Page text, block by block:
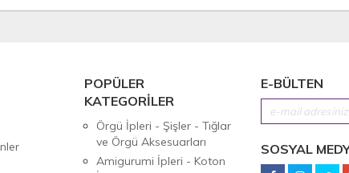
POPÜLER
KATEGORİLER
Örgü İpleri - Şişler - Tığlar
ve Örgü Aksesuarları
Amigurumi İpleri - Koton
E-BÜLTEN
SOSYAL